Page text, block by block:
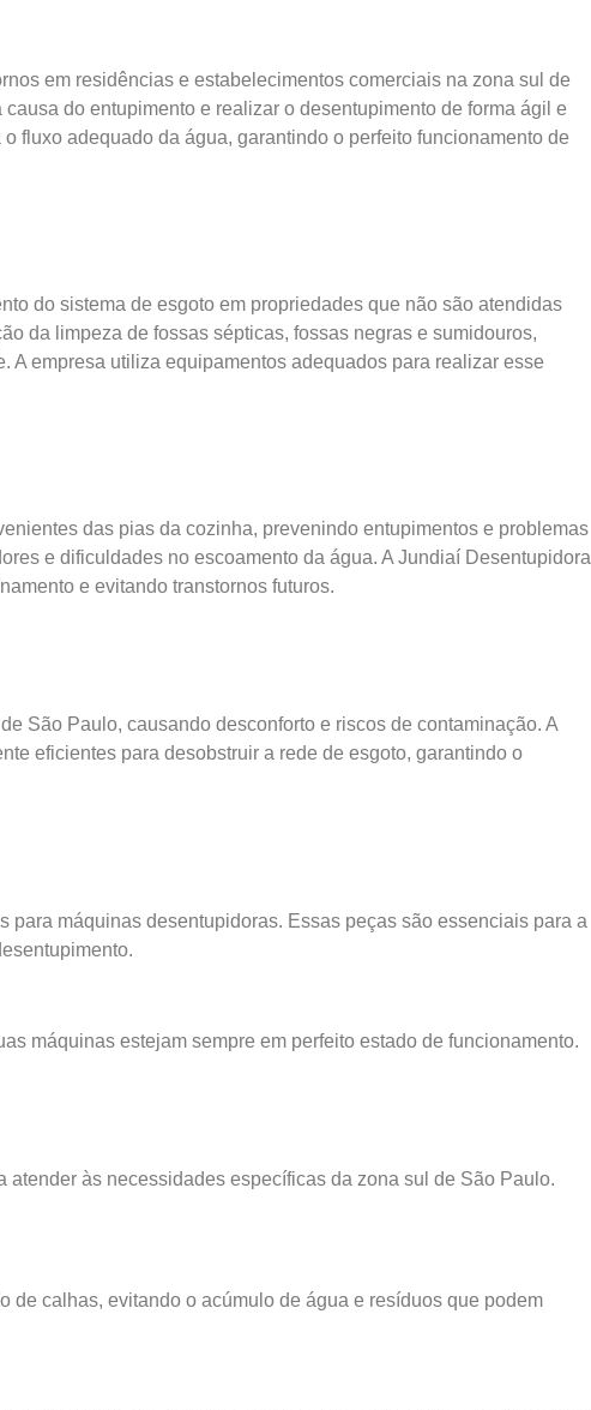
em residências e estabelecimentos comerciais na zona sul de
do entupimento e realizar o desentupimento de forma ágil e
fluxo adequado da água, garantindo o perfeito funcionamento de
do sistema de esgoto em propriedades que não são atendidas
da limpeza de fossas sépticas, fossas negras e sumidouros,
empresa utiliza equipamentos adequados para realizar esse
das pias da cozinha, prevenindo entupimentos e problemas
e dificuldades no escoamento da água. A Jundiaí Desentupidora
e evitando transtornos futuros.
São Paulo, causando desconforto e riscos de contaminação. A
eficientes para desobstruir a rede de esgoto, garantindo o
máquinas desentupidoras. Essas peças são essenciais para a
máquinas estejam sempre em perfeito estado de funcionamento.
às necessidades específicas da zona sul de São Paulo.
de calhas, evitando o acúmulo de água e resíduos que podem